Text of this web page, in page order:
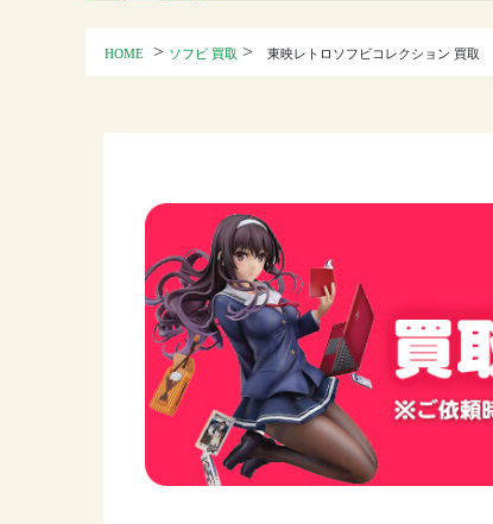
HOME > ソフビ 買取 > 東映レトロソフビコレクション 買取